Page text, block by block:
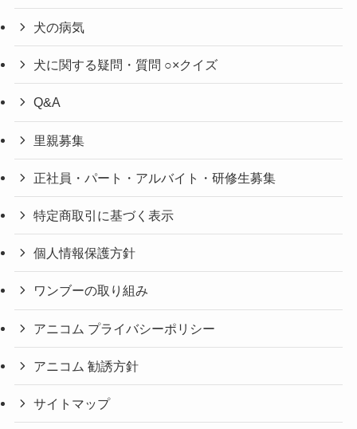
犬の病気
犬に関する疑問・質問 ○×クイズ
Q&A
里親募集
正社員・パート・アルバイト・研修生募集
特定商取引に基づく表示
個人情報保護方針
ワンブーの取り組み
アニコム プライバシーポリシー
アニコム 勧誘方針
サイトマップ